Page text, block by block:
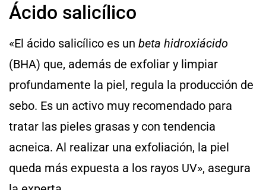
Ácido salicílico
«El ácido salicílico es un beta hidroxiácido
(BHA) que, además de exfoliar y limpiar
profundamente la piel, regula la producción de
sebo. Es un activo muy recomendado para
tratar las pieles grasas y con tendencia
acneica. Al realizar una exfoliación, la piel
queda más expuesta a los rayos UV», asegura